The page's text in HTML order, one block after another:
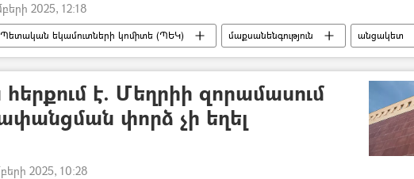
2025, 12:18
Պետական եկամուտների կոմիտե (ՊԵԿ) մաքսանենգություն անցակետ
է. Մեղրիի զորամասում
փորձ չի եղել
2025, 10:28